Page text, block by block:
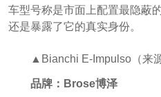
车型号称是市面上配置最隐蔽
还是暴露了它的真实身份。
▲Bianchi E-Impulso（来
品牌：Brose博泽